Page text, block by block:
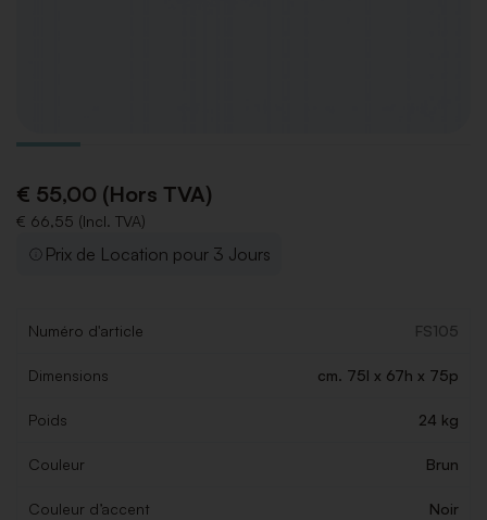
€ 55,00 (Hors TVA)
€ 66,55 (Incl. TVA)
Prix de Location pour 3 Jours
Numéro d'article FS105
Dimensions cm. 75l x 67h x 75p
Poids 24 kg
Couleur Brun
Couleur d’accent Noir